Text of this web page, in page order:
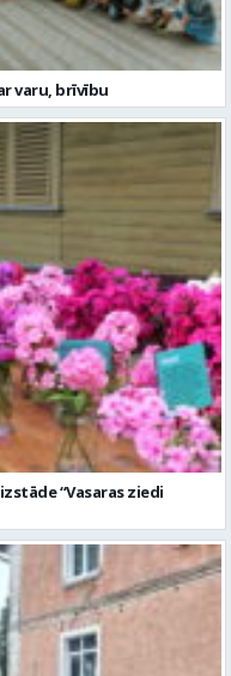
varu, brīvību
“Vasaras ziedi